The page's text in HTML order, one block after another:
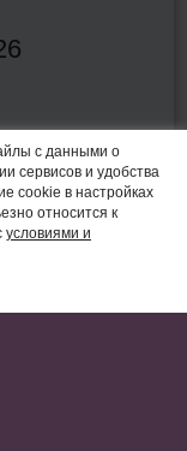
данных
и связанных
с данными о
сервисов и удобства
cookie в настройках
относится к
условиями и